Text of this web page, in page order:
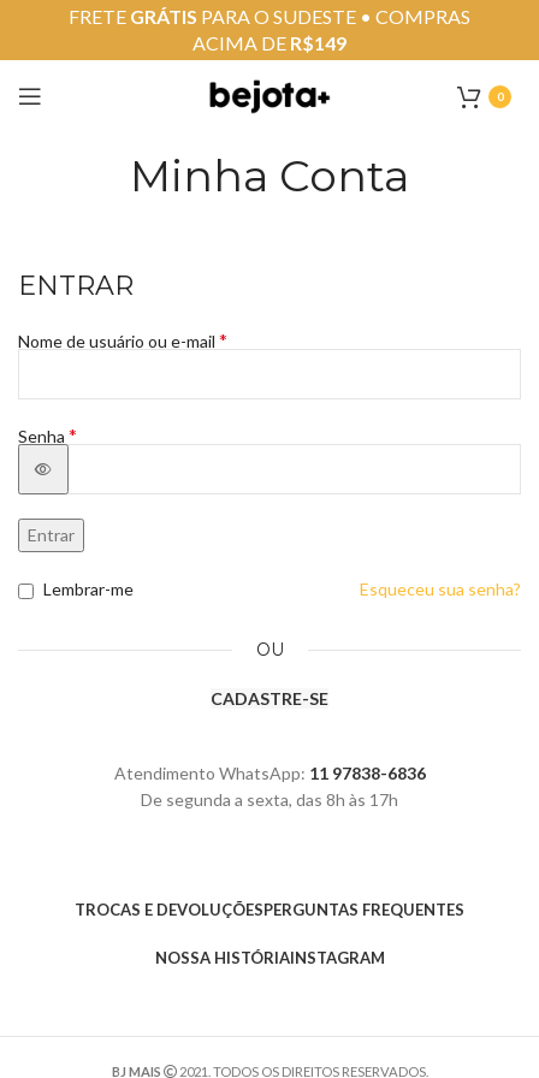
0
Minha Conta
ENTRAR
Nome de usuário ou e-mail *
Senha *
Entrar
Esqueceu sua senha?
Lembrar-me
OU
CADASTRE-SE
Atendimento WhatsApp: 11 97838-6836
De segunda a sexta, das 8h às 17h
TROCAS E DEVOLUÇÕESPERGUNTAS FREQUENTES
NOSSA HISTÓRIAINSTAGRAM
BJ MAIS 2021. TODOS OS DIREITOS RESERVADOS.
FRETE GRÁTIS PARA O SUDESTE • COMPRAS
ACIMA DE R$149